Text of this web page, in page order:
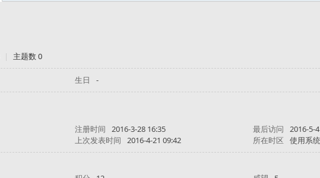
| 主题数 0
生日 -
注册时间 2016-3-28 16:35 最后访问
2016-5-
上次发表时间 2016-4-21 09:42 所在时区 使用系